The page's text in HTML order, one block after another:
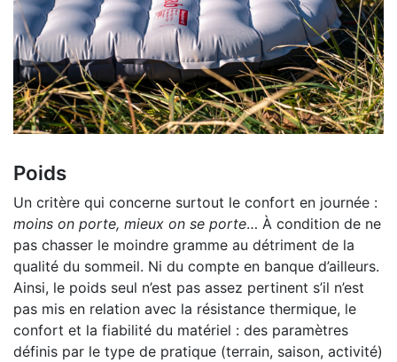
Poids
Un critère qui concerne surtout le confort en journée :
moins on porte, mieux on se porte… À condition de ne
pas chasser le moindre gramme au détriment de la
qualité du sommeil. Ni du compte en banque d’ailleurs.
Ainsi, le poids seul n’est pas assez pertinent s’il n’est
pas mis en relation avec la résistance thermique, le
confort et la fiabilité du matériel : des paramètres
définis par le type de pratique (terrain, saison, activité)